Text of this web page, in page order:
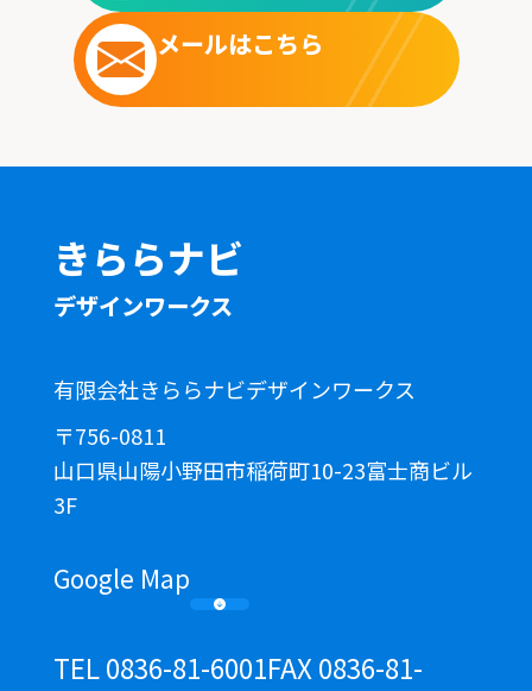
メールはこちら
きららナビ
デザインワークス
有限会社きららナビデザインワークス
〒756-0811
山口県山陽小野田市稲荷町10-23富士商ビル
3F
Google Map
TEL 0836-81-6001FAX 0836-81-